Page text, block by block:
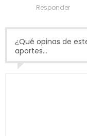
Responder
¿Qué opinas de
aportes...